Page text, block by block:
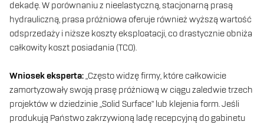
dekadę. W porównaniu z nieelastyczną, stacjonarną prasą
hydrauliczną, prasa próżniowa oferuje również wyższą wartość
odsprzedaży i niższe koszty eksploatacji, co drastycznie obniża
całkowity koszt posiadania (TCO).
Wniosek eksperta:„Często widzę firmy, które całkowicie
zamortyzowały swoją prasę próżniową w ciągu zaledwie trzech
projektów w dziedzinie „Solid Surface” lub klejenia form. Jeśli
produkują Państwo zakrzywioną ladę recepcyjną do gabinetu